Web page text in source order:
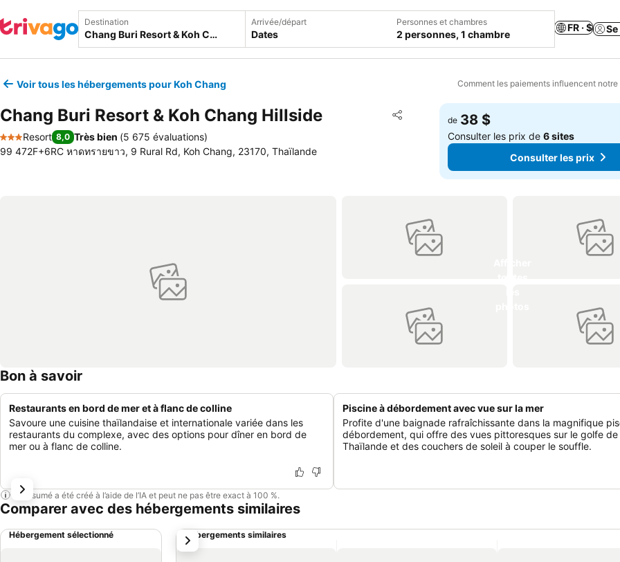
Destination Arrivée/départ
Dates
Personnes et chambres
2 personnes, 1 chambre
FR · $
Voir tous les hébergements pour Koh Chang Comment les paiements influencent
Chang Buri Resort & Koh Chang Hillside Partager
Ajouter à mes favoris
3 Étoiles
Resort 8,0 Très bien (5 675 évaluations)
99 472F+6RC หาดทรายขาว, 9 Rural Rd, Koh Chang, 23170, Thaïlande
de 38 $
Consulter les prix de6 sites
Consulter les prix
Bon à savoir
Restaurants en bord de mer et à flanc de colline
Savoure une cuisine thaïlandaise et internationale variée dans les
restaurants du complexe, avec des options pour dîner en bord de
mer ou à flanc de colline.
Piscine à débordement avec vue sur la mer
Profite d'une baignade rafraîchissante dans la magnifique
débordement, qui offre des vues pittoresques sur le golfe de
Thaïlande et des couchers de soleil à couper le souffle.
Ce résumé a été créé à l’aide de l’IA et peut ne pas être exact à 100 %.
Comparer avec des hébergements similaires
Hébergement sélectionné Hébergements similaires
suivant